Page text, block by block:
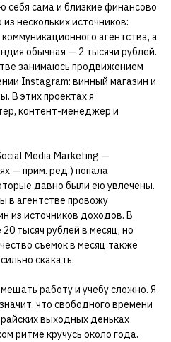
себя сама и близкие финансово
нескольких источников:
агентства, а
обычная — 2 тысячи рублей.
занимаюсь продвижением
Instagram: винный магазин и
В этих проектах я
контент-менеджер и
Media Marketing —
— прим. ред.) попала
давно были ею увлечены.
в агентстве провожу
из источников доходов. В
тысяч рублей в месяц, но
съемок в месяц также
скакать.
работу и учебу сложно. Я
что свободного времени
выходных деньках
ритме кручусь около года.